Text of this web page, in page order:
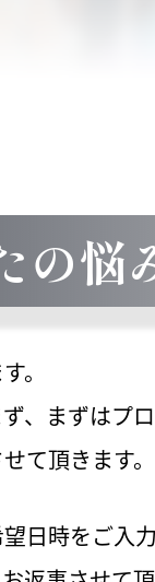
の悩
。
、まずはプ
て頂きます。
日時をご入力